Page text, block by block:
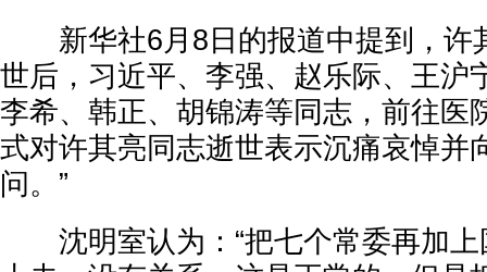
新华社6月8日的报道中提到，许
世后，习近平、李强、赵乐际、王沪
李希、韩正、胡锦涛等同志，前往医
式对许其亮同志逝世表示沉痛哀悼并
问。”
沈明室认为：“把七个常委再加上